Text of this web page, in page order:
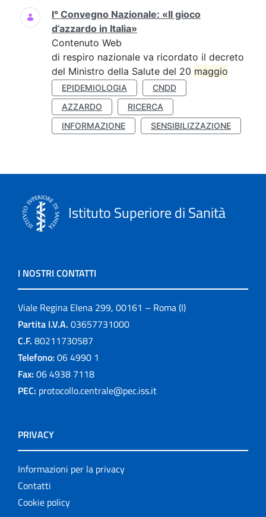
Ricerca
I° Convegno Nazionale: «Il gioco
d’azzardo in Italia»
Contenuto Web
di respiro nazionale va ricordato il decreto
del Ministro della Salute del 20 maggio
EPIDEMIOLOGIA
CNDD
AZZARDO
RICERCA
INFORMAZIONE
SENSIBILIZZAZIONE
Istituto Superiore di Sanità
I NOSTRI CONTATTI
Viale Regina Elena 299, 00161 – Roma (I)
Partita I.V.A. 03657731000
C.F. 80211730587
Telefono: 06 4990 1
Fax: 06 4938 7118
PEC: protocollo.centrale@pec.iss.it
PRIVACY
Informazioni per la privacy
Contatti
Cookie policy